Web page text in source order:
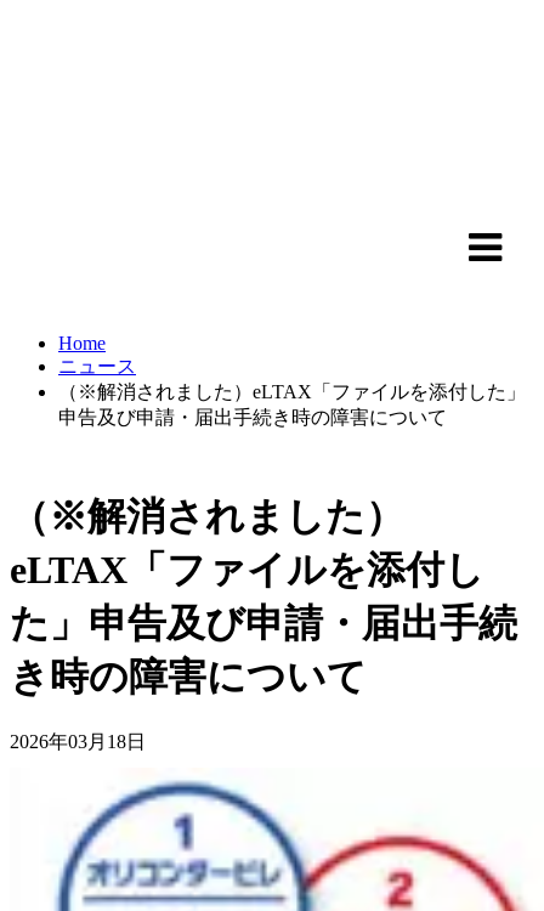
Home
ニュース
（※解消されました）eLTAX「ファイルを添付した」
申告及び申請・届出手続き時の障害について
（※解消されました）
eLTAX「ファイルを添付し
た」申告及び申請・届出手続
き時の障害について
2026年03月18日